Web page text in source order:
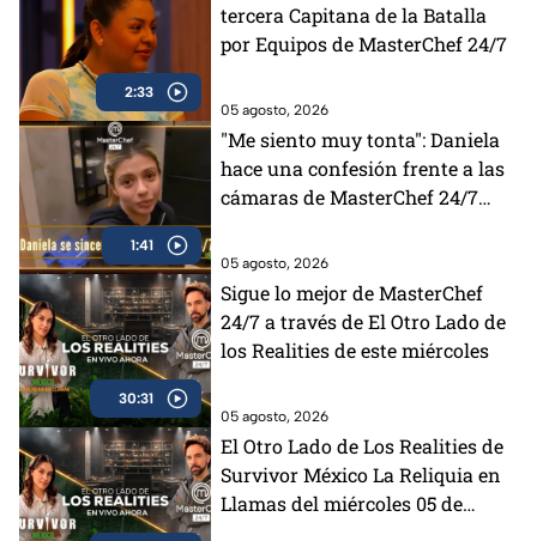
2:33
tercera Capitana de la Batalla
por Equipos de MasterChef 24/7
05 agosto, 2026
1:41
"Me siento muy tonta": Daniela
hace una confesión frente a las
cámaras de MasterChef 24/7
05 agosto, 2026
30:31
Sigue lo mejor de MasterChef
24/7 a través de El Otro Lado de
los Realities de este miércoles
05 agosto, 2026
El Otro Lado de Los Realities de
Survivor México La Reliquia en
Llamas del miércoles 05 de